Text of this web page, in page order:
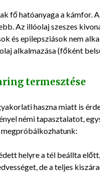
fő hatóanyaga a kámfor.
Az illóolaj szeszes
és epilepsziások nem
alkalmazása (főként
termesztése
haszna miatt is
némi tapasztalatot,
megpróbálkozhatunk:
helyre a tél beállta
de a teljes